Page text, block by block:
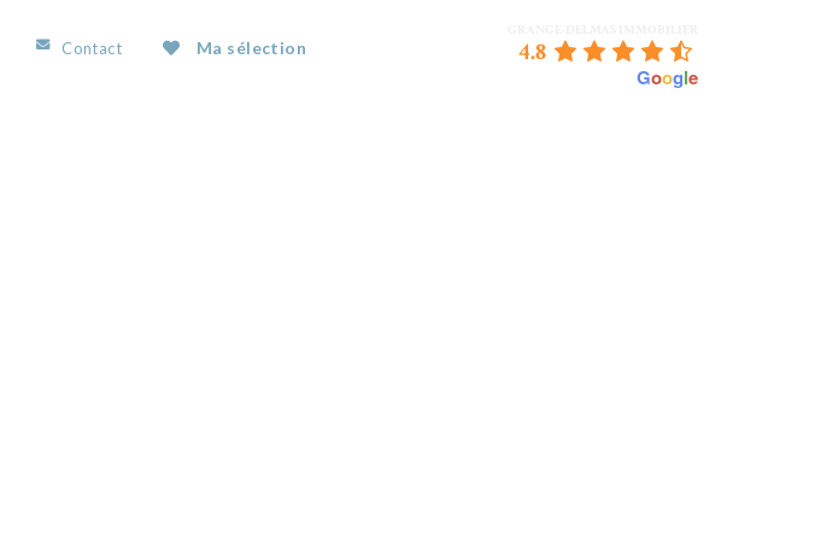
Contact Ma sélection 4.8
Google